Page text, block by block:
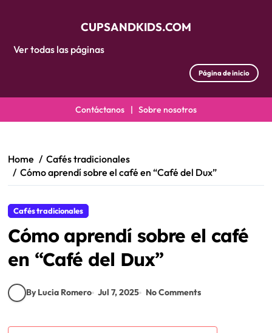
Ver todas las páginas
CUPSANDKIDS.COM
Página de inicio
Contáctanos | Sobre nosotros
content
Home
Cafés tradicionales
Cómo aprendí sobre el café en “Café del Dux”
Cafés tradicionales
Cómo aprendí sobre el café
en “Café del Dux”
By Lucia Romero Jul 7, 2025 No Comments